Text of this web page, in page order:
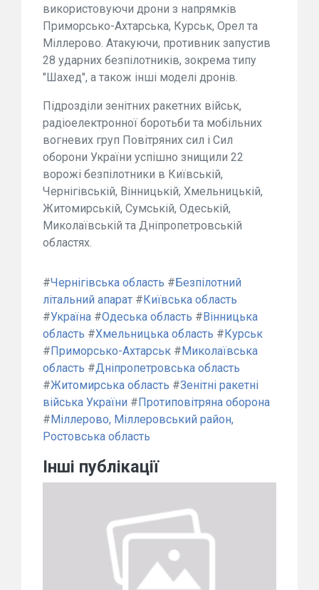
використовуючи дрони з напрямків
Приморсько-Ахтарська, Курськ, Орел та
Міллерово. Атакуючи, противник запустив
28 ударних безпілотників, зокрема типу
"Шахед", а також інші моделі дронів.
Підрозділи зенітних ракетних військ,
радіоелектронної боротьби та мобільних
вогневих груп Повітряних сил і Сил
оборони України успішно знищили 22
ворожі безпілотники в Київській,
Чернігівській, Вінницькій, Хмельницькій,
Житомирській, Сумській, Одеській,
Миколаївській та Дніпропетровській
областях.
#Чернігівська область # Безпілотний
літальний апарат # Київська область
#Україна #Одеська область # Вінницька
область #Хмельницька область # Курськ
# Приморсько-Ахтарськ # Миколаївська
область #Дніпропетровська область
#Житомирська область #Зенітні ракетні
війська України # Протиповітряна оборона
# Міллерово, Міллеровський район,
Ростовська область
Інші публікації